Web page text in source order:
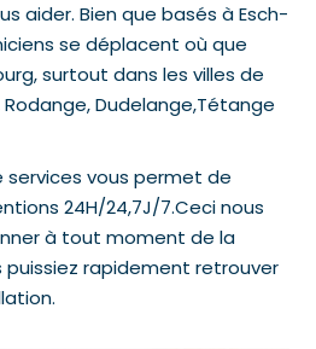
aider. Bien que basés à Esch-
se déplacent où que
surtout dans les villes de
Dudelange,Tétange
vous permet de
24H/24,7J/7.Ceci nous
à tout moment de la
puissiez rapidement retrouver